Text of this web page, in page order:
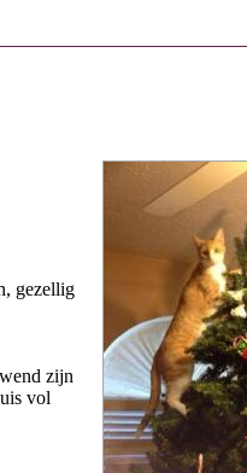
gezellig
zijn
vol